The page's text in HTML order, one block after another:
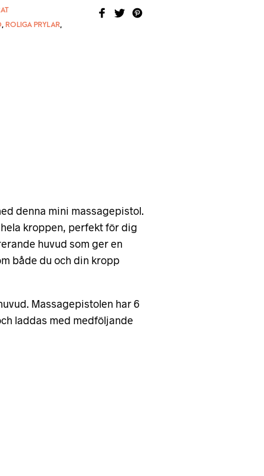
, ROLIGA PRYLAR,
denna mini massagepistol.
kroppen, perfekt för dig
huvud som ger en
både du och din kropp
Massagepistolen har 6
laddas med medföljande